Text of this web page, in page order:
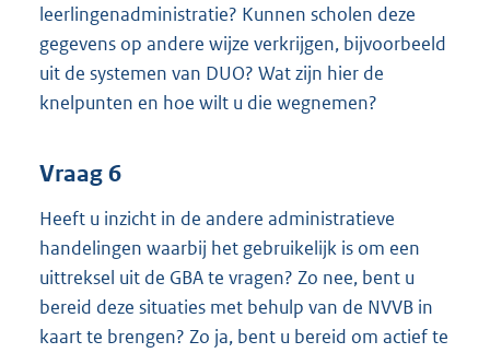
leerlingenadministratie? Kunnen scholen deze
gegevens op andere wijze verkrijgen, bijvoorbeeld
uit de systemen van DUO? Wat zijn hier de
knelpunten en hoe wilt u die wegnemen?
Vraag 6
Heeft u inzicht in de andere administratieve
handelingen waarbij het gebruikelijk is om een
uittreksel uit de GBA te vragen? Zo nee, bent u
bereid deze situaties met behulp van de NVVB in
kaart te brengen? Zo ja, bent u bereid om actief te